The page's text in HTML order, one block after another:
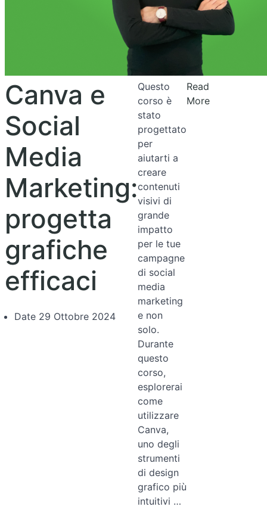
Canva e
Social
Media
Marketing:
progetta
grafiche
efficaci
Date 29 Ottobre 2024
Questo
corso è
stato
progettato
per
aiutarti a
creare
contenuti
visivi di
grande
impatto
per le tue
campagne
di social
media
marketing
e non
solo.
Durante
questo
corso,
esplorerai
come
utilizzare
Canva,
uno degli
strumenti
di design
grafico più
intuitivi …
Read
More